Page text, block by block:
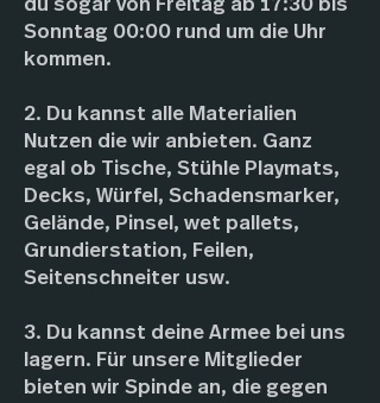
du sogar von Freitag ab 17:30 bis
Sonntag 00:00 rund um die Uhr
kommen.
2. Du kannst alle Materialien
Nutzen die wir anbieten. Ganz
egal ob Tische, Stühle Playmats,
Decks, Würfel, Schadensmarker,
Gelände, Pinsel, wet pallets,
Grundierstation, Feilen,
Seitenschneiter usw.
3. Du kannst deine Armee bei uns
lagern. Für unsere Mitglieder
bieten wir Spinde an, die gegen